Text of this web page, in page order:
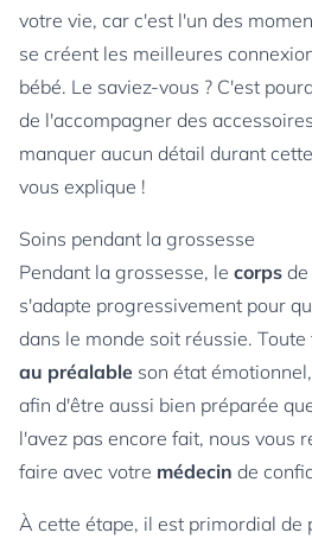
votre vie, car c'est l'un des
se créent les meilleures
bébé. Le saviez-vous ? C'est
de l'accompagner des
manquer aucun détail durant
vous explique !
Soins pendant la grossesse
Pendant la grossesse, le corps
s'adapte progressivement pour
dans le monde soit réussie.
au préalable son état
afin d'être aussi bien préparée
l'avez pas encore fait, nous vous
faire avec votre médecin de
À cette étape, il est primordial de